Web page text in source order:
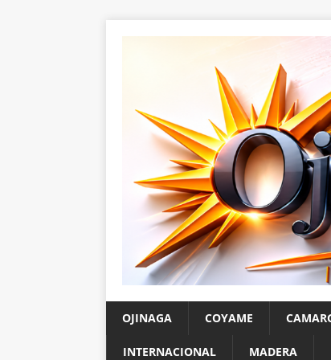
OJINAGA COYAME
INTERNACIONAL MADERA